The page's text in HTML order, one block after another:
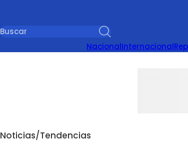
NacionalInternacional
Noticias/Tendencias